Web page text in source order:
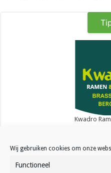
Wij gebruiken cookies om onze
Functioneel
Kwadro